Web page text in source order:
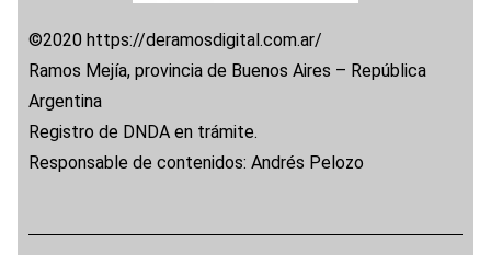
©2020 https://deramosdigital.com.ar/
Ramos Mejía, provincia de Buenos Aires – República
Argentina
Registro de DNDA en trámite.
Responsable de contenidos: Andrés Pelozo